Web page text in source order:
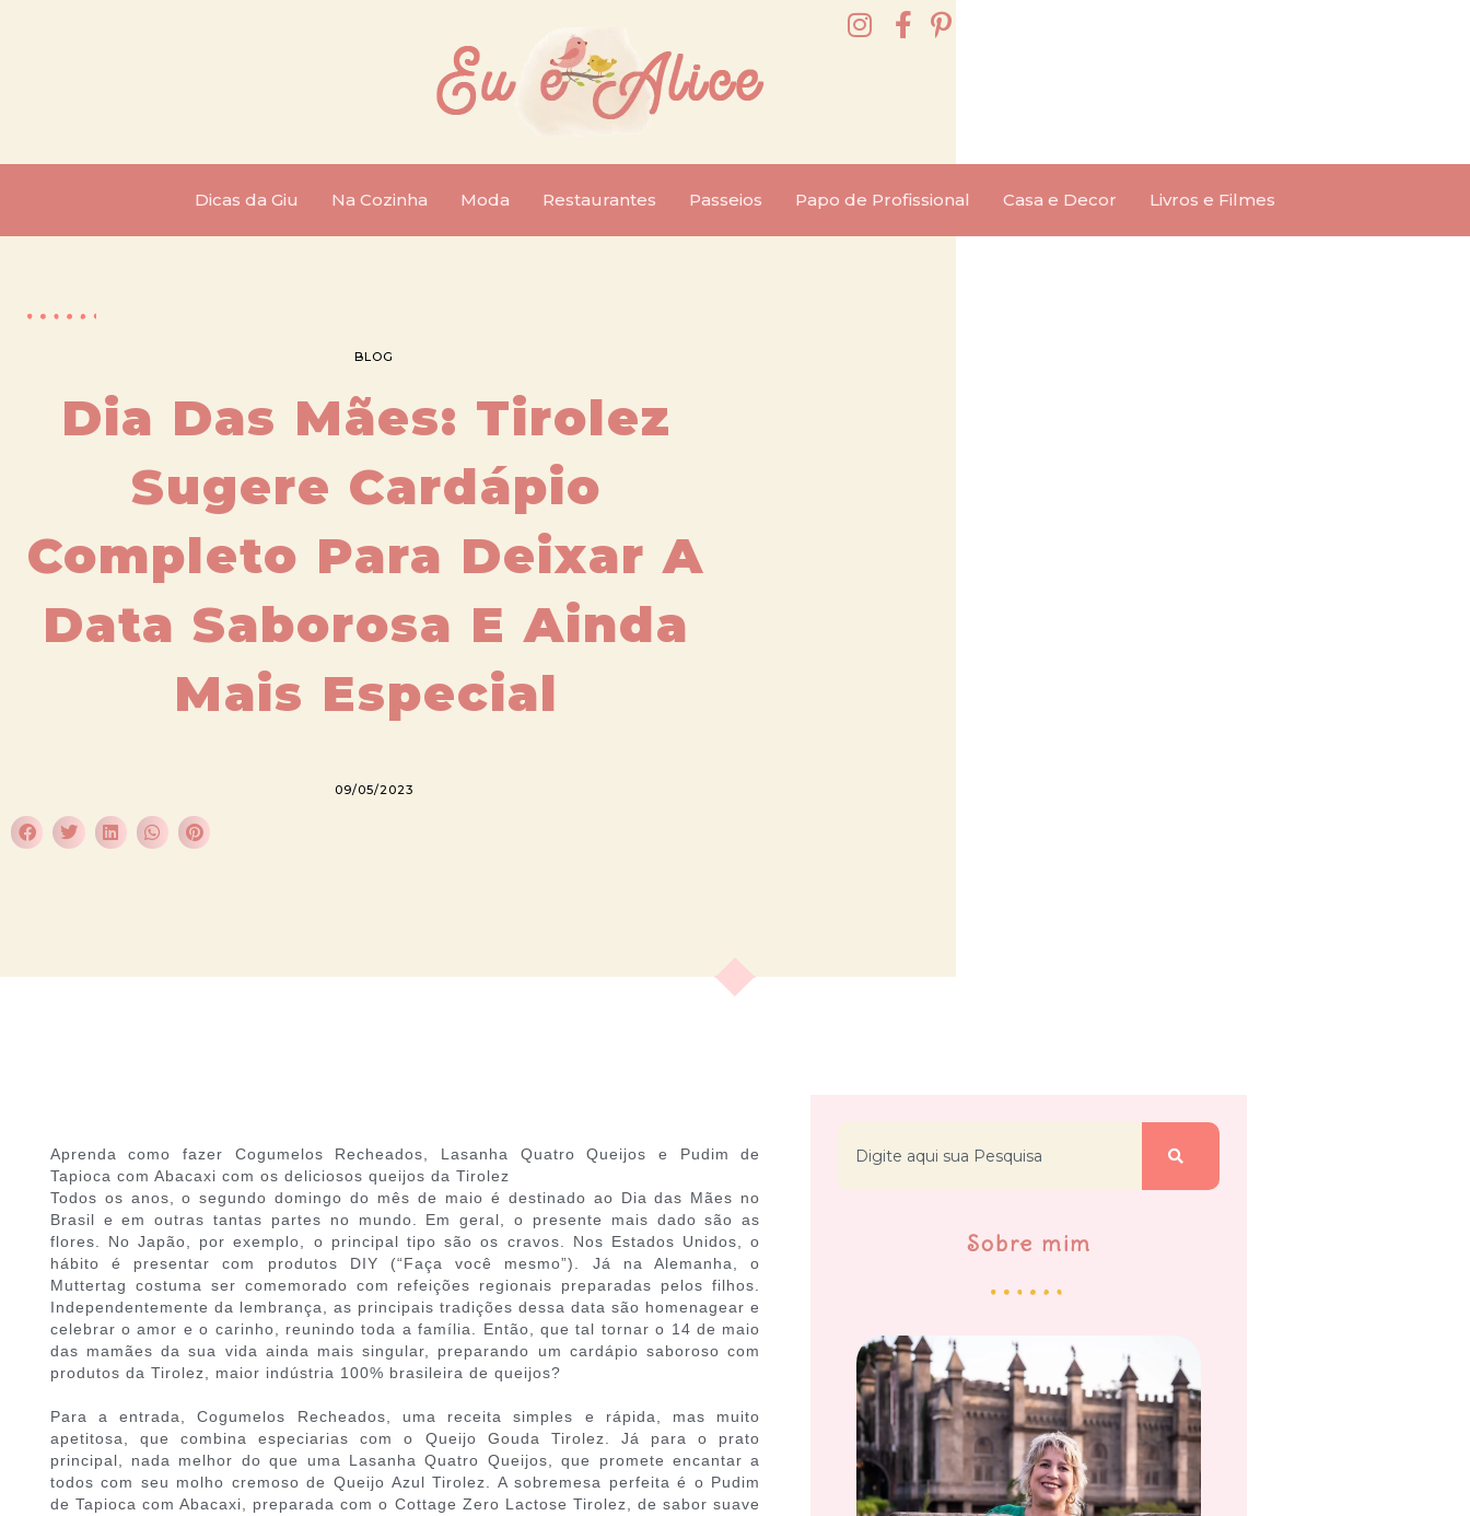
Dicas da Giu Na Cozinha Moda Restaurantes Passeios Papo de Profissional Casa e Decor Livros e Filmes
BLOG
Dia Das Mães: Tirolez
Sugere Cardápio
Completo Para Deixar A
Data Saborosa E Ainda
Mais Especial
09/05/2023
Aprenda como fazer Cogumelos Recheados, Lasanha Quatro Queijos e Pudim de
Tapioca com Abacaxi com os deliciosos queijos da Tirolez
Todos os anos, o segundo domingo do mês de maio é destinado ao Dia das Mães no
Brasil e em outras tantas partes no mundo. Em geral, o presente mais dado são as
flores. No Japão, por exemplo, o principal tipo são os cravos. Nos Estados Unidos, o
hábito é presentar com produtos DIY (“Faça você mesmo”). Já na Alemanha, o
Muttertag costuma ser comemorado com refeições regionais preparadas pelos filhos.
Independentemente da lembrança, as principais tradições dessa data são homenagear e
celebrar o amor e o carinho, reunindo toda a família. Então, que tal tornar o 14 de maio
das mamães da sua vida ainda mais singular, preparando um cardápio saboroso com
produtos da Tirolez, maior indústria 100% brasileira de queijos?
Para a entrada, Cogumelos Recheados, uma receita simples e rápida, mas muito
apetitosa, que combina especiarias com o Queijo Gouda Tirolez. Já para o prato
principal, nada melhor do que uma Lasanha Quatro Queijos, que promete encantar a
todos com seu molho cremoso de Queijo Azul Tirolez. A sobremesa perfeita é o Pudim
de Tapioca com Abacaxi, preparada com o Cottage Zero Lactose Tirolez, de sabor suave
Sobre mim